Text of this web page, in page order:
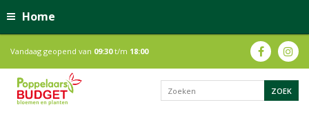
Home
Vandaag geopend van 09:30t/m 18:00